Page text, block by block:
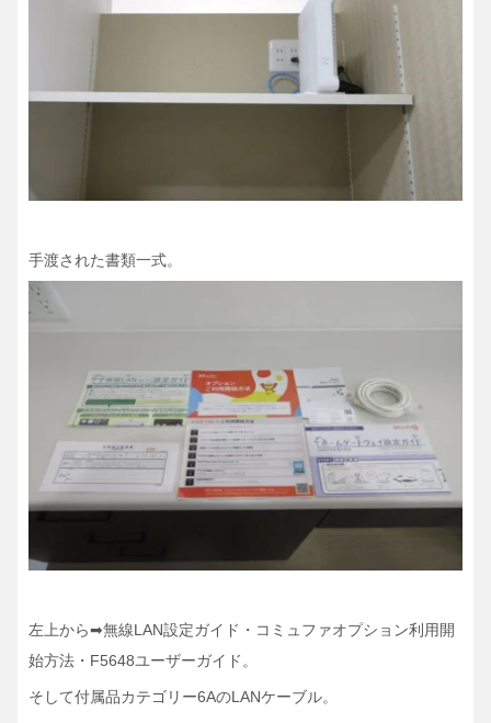
手渡された書類一式。
左上から➡無線LAN設定ガイド・コミュファオプション利用開
始方法・F5648ユーザーガイド。
そして付属品カテゴリー6AのLANケーブル。